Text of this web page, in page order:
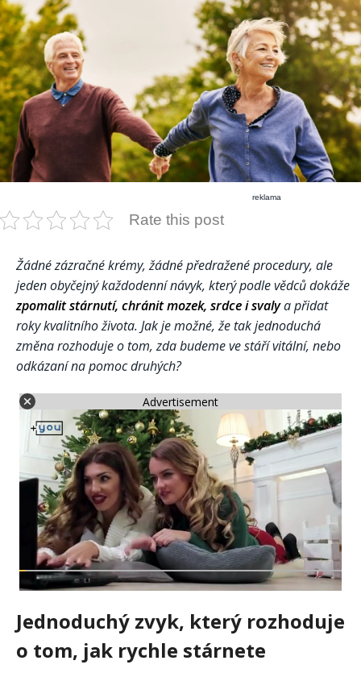
reklama
Rate this post
Žádné zázračné krémy, žádné předražené procedury, ale
jeden obyčejný každodenní návyk, který podle vědců dokáže
zpomalit stárnutí, chránit mozek, srdce i svalya přidat
roky kvalitního života. Jak je možné, že tak jednoduchá
změna rozhoduje o tom, zda budeme ve stáří vitální, nebo
odkázaní na pomoc druhých?
Advertisement
Jednoduchý zvyk, který rozhoduje
o tom, jak rychle stárnete